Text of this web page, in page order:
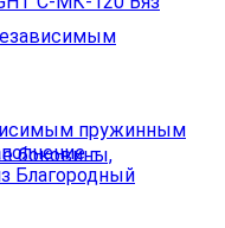
пружинным
–
Благородный